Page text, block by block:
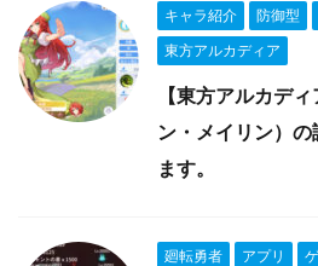
キャラ紹介 防御型
東方アルカディア
【東方アルカデ
ン・メイリン）
ます。
廻転勇者 アプリ